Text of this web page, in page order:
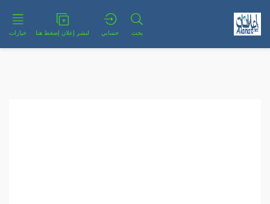
بحث حسابي لنشر إعلان إضغط هنا خيارات